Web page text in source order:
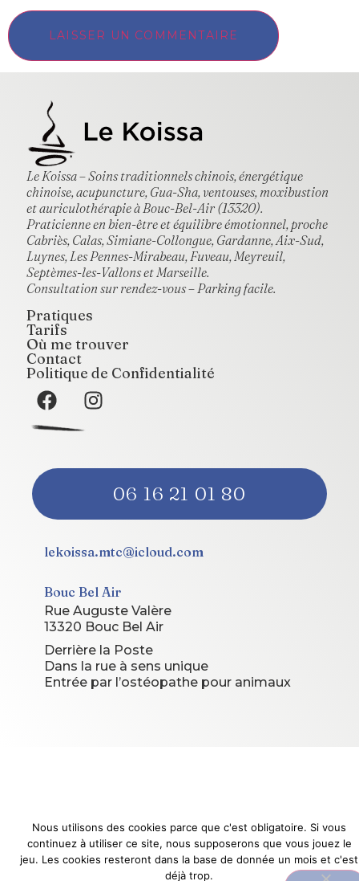
Le Koissa – Soins traditionnels chinois, énergétique
chinoise, acupuncture, Gua-Sha, ventouses, moxibustion
et auriculothérapie à Bouc-Bel-Air (13320).
Praticienne en bien-être et équilibre émotionnel, proche
Cabriès, Calas, Simiane-Collongue, Gardanne, Aix-Sud,
Luynes, Les Pennes-Mirabeau, Fuveau, Meyreuil,
Septèmes-les-Vallons et Marseille.
Consultation sur rendez-vous – Parking facile.
Pratiques
Tarifs
Où me trouver
Contact
Politique de Confidentialité
06 16 21 01 80
lekoissa.mtc@icloud.com
Bouc Bel Air
Rue Auguste Valère
13320 Bouc Bel Air
Derrière la Poste
Dans la rue à sens unique
Entrée par l’ostéopathe pour animaux
Nous utilisons des cookies parce que c'est obligatoire. Si vous
continuez à utiliser ce site, nous supposerons que vous jouez le
jeu. Les cookies resteront dans la base de donnée un mois et c'est
déjà trop.